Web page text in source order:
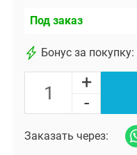
Под заказ
Бонус за покупку:
+
-
Заказать через: